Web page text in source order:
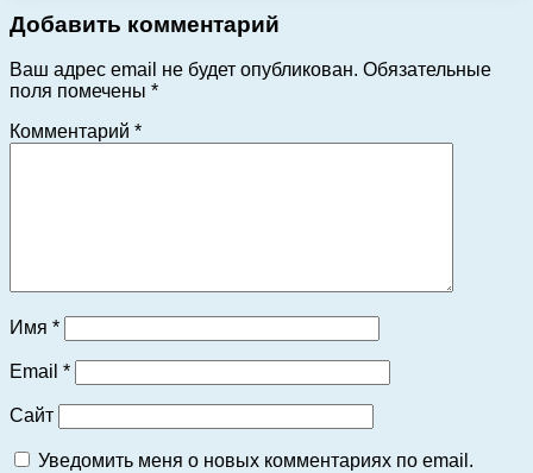
Добавить комментарий
Ваш адрес email не будет опубликован. Обязательные
поля помечены *
Комментарий *
Имя *
Email *
Сайт
Уведомить меня о новых комментариях по email.